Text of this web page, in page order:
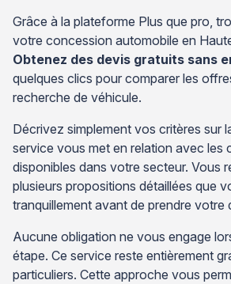
Grâce à la plateforme Plus que pro,
votre concession automobile en
Obtenez des devis gratuits sans
quelques clics pour comparer les
recherche de véhicule.
Décrivez simplement vos critères sur
service vous met en relation avec les
disponibles dans votre secteur. Vous
plusieurs propositions détaillées que
tranquillement avant de prendre votre
Aucune obligation ne vous engage
étape. Ce service reste entièrement
particuliers. Cette approche vous